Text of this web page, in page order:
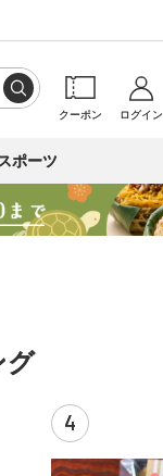
クーポン ログイン
ポーツ
グ
4